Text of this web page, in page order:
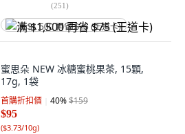
(251)
满 $1,500 再省 $75 (王道卡)
蜜思朵 NEW 冰糖蜜桃果茶, 15顆,
17g, 1袋
首購折扣價 40%$159
$95
($3.73/10g)